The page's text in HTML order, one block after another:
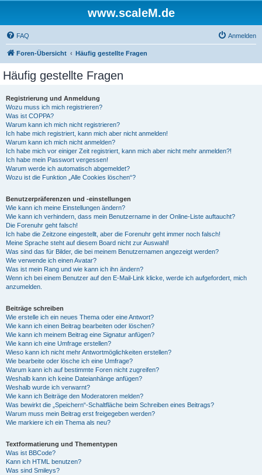
www.scaleM.de
FAQ Anmelden
Foren-Übersicht Häufig gestellte Fragen
Häufig gestellte Fragen
Registrierung und Anmeldung
Wozu muss ich mich registrieren?
Was ist COPPA?
Warum kann ich mich nicht registrieren?
Ich habe mich registriert, kann mich aber nicht anmelden!
Warum kann ich mich nicht anmelden?
Ich habe mich vor einiger Zeit registriert, kann mich aber nicht mehr anmelden?!
Ich habe mein Passwort vergessen!
Warum werde ich automatisch abgemeldet?
Wozu ist die Funktion „Alle Cookies löschen“?
Benutzerpräferenzen und -einstellungen
Wie kann ich meine Einstellungen ändern?
Wie kann ich verhindern, dass mein Benutzername in der Online-Liste auftaucht?
Die Forenuhr geht falsch!
Ich habe die Zeitzone eingestellt, aber die Forenuhr geht immer noch falsch!
Meine Sprache steht auf diesem Board nicht zur Auswahl!
Was sind das für Bilder, die bei meinem Benutzernamen angezeigt werden?
Wie verwende ich einen Avatar?
Was ist mein Rang und wie kann ich ihn ändern?
Wenn ich bei einem Benutzer auf den E-Mail-Link klicke, werde ich aufgefordert, mich
anzumelden.
Beiträge schreiben
Wie erstelle ich ein neues Thema oder eine Antwort?
Wie kann ich einen Beitrag bearbeiten oder löschen?
Wie kann ich meinem Beitrag eine Signatur anfügen?
Wie kann ich eine Umfrage erstellen?
Wieso kann ich nicht mehr Antwortmöglichkeiten erstellen?
Wie bearbeite oder lösche ich eine Umfrage?
Warum kann ich auf bestimmte Foren nicht zugreifen?
Weshalb kann ich keine Dateianhänge anfügen?
Weshalb wurde ich verwarnt?
Wie kann ich Beiträge den Moderatoren melden?
Was bewirkt die „Speichern“-Schaltfläche beim Schreiben eines Beitrags?
Warum muss mein Beitrag erst freigegeben werden?
Wie markiere ich ein Thema als neu?
Textformatierung und Thementypen
Was ist BBCode?
Kann ich HTML benutzen?
Was sind Smileys?